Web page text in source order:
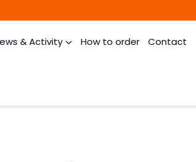
& Activity How to order Contact